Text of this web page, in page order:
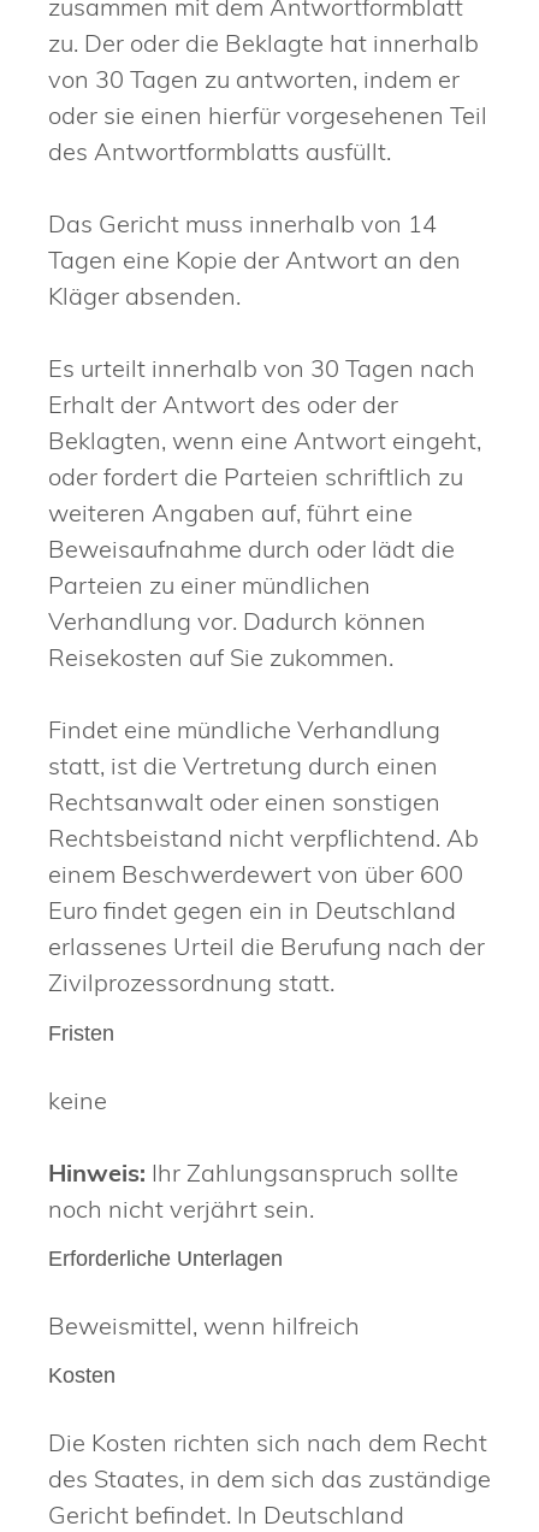
zusammen mit dem Antwortformblatt
zu. Der oder die Beklagte hat innerhalb
von 30 Tagen zu antworten, indem er
oder sie einen hierfür vorgesehenen Teil
des Antwortformblatts ausfüllt.
Das Gericht muss innerhalb von 14
Tagen eine Kopie der Antwort an den
Kläger absenden.
Es urteilt innerhalb von 30 Tagen nach
Erhalt der Antwort des oder der
Beklagten, wenn eine Antwort eingeht,
oder fordert die Parteien schriftlich zu
weiteren Angaben auf, führt eine
Beweisaufnahme durch oder lädt die
Parteien zu einer mündlichen
Verhandlung vor. Dadurch können
Reisekosten auf Sie zukommen.
Findet eine mündliche Verhandlung
statt, ist die Vertretung durch einen
Rechtsanwalt oder einen sonstigen
Rechtsbeistand nicht verpflichtend. Ab
einem Beschwerdewert von über 600
Euro findet gegen ein in Deutschland
erlassenes Urteil die Berufung nach der
Zivilprozessordnung statt.
Fristen
keine
Hinweis: Ihr Zahlungsanspruch sollte
noch nicht verjährt sein.
Erforderliche Unterlagen
Beweismittel, wenn hilfreich
Kosten
Die Kosten richten sich nach dem Recht
des Staates, in dem sich das zuständige
Gericht befindet. In Deutschland